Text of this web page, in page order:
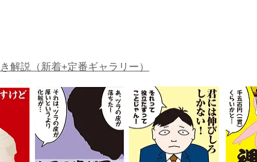
解説（新着+定番ギャラリー）